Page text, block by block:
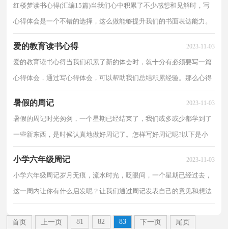
红楼梦读书心得(汇编15篇)当我们心中积累了不少感想和见解时，写
心得体会是一个不错的选择，这么做能够提升我们的书面表达能力。
爱的教育读书心得 2023-11-03
爱的教育读书心得当我们积累了新的体会时，就十分有必须要写一篇
心得体会，通过写心得体会，可以帮助我们总结积累经验。那么心得
暑假的周记 2023-11-03
暑假的周记时光匆匆，一个星期已经结束了，我们或多或少都学到了
一些新东西，是时候认真地做好周记了。怎样写好周记呢?以下是小
小学六年级周记 2023-11-03
小学六年级周记岁月无痕，流水时光，眨眼间，一个星期已经过去，
这一周内让你有什么启发呢？让我们通过周记发表自己的意见和想法
首页
上一页 81 82 83 下一页 尾页